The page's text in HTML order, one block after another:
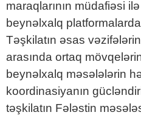
maraqlarının müdafiəsi
beynəlxalq
Təşkilatın əsas
arasında ortaq
beynəlxalq məsələlərin
koordinasiyanın
təşkilatın Fələstin